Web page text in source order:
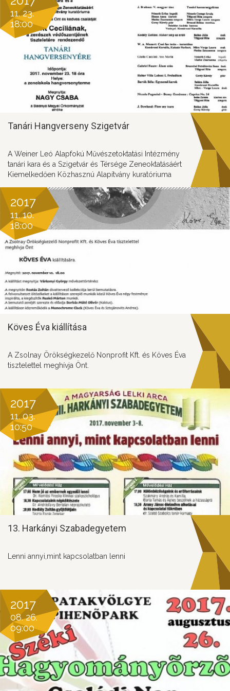
Tanári Hangverseny Szigetvár
11. 23.
18:00
A Weiner Leó Alapfokú Művészetoktatási Intézmény
tanári kara és a Szigetvár és Térsége Zeneoktatásáért
Kiemelkedően Közhasznú Alapítvány kuratóriuma
Cecíliának, a zenészek védőszentjének tiszteletére
rendezendő.
Köves Éva kiállítása
2017
11. 10.
18:00
A Zsolnay Örökségkezelő Nonprofit Kft. és Köves Éva
tisztelettel meghívja Önt.
13. Harkányi Szabadegyetem
2017
11. 03.
10:50
Lenni annyi,mint kapcsolatban lenni
2017
08. 26.
09:00